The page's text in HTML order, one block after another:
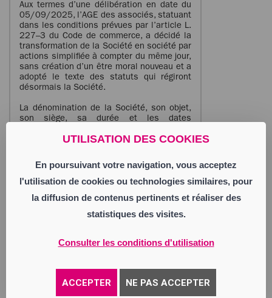
UTILISATION DES COOKIES
En poursuivant votre navigation, vous acceptez
l'utilisation de cookies ou technologies similaires, pour
la diffusion de contenus pertinents et réaliser des
statistiques des visites.
Consulter les conditions d'utilisation
ACCEPTER NE PAS ACCEPTER
Aux termes d’une délibération en date du
05/09/2025, l’AGE des associés, statuant
dans les conditions prévues par l’article L.
227–3 du Code de commerce, a décidé la
transformation de la Société en société par
actions simplifiée à compter du même jour,
sans création d’un être moral nouveau et a
adopté le texte des statuts qui régiront
désormais la Société.
La dénomination de la Société, son objet,
son siège, sa durée et les dates
social demeurent inchangées.
Le capital social reste fixé à la somme de
29 575 euros.
VOTE : Tout associé peut participer aux
assemblées sur justification de son
identité et de l’inscription en compte de
Chaque associé a autant de voix qu’il
doit être autorisée par la Société.